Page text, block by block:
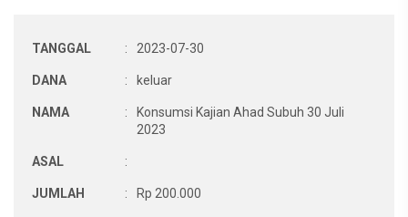
TANGGAL : 2023-07-30
DANA : keluar
NAMA :
Konsumsi Kajian Ahad Subuh 30 Juli
2023
ASAL :
JUMLAH : Rp 200.000